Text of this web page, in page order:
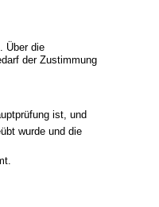
Über die
der Zustimmung
ist, und
wurde und die